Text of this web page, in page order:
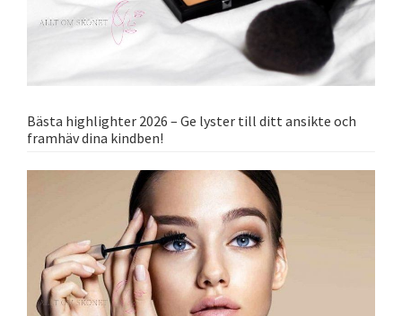
Bästa highlighter 2026 – Ge lyster till ditt ansikte och
framhäv dina kindben!